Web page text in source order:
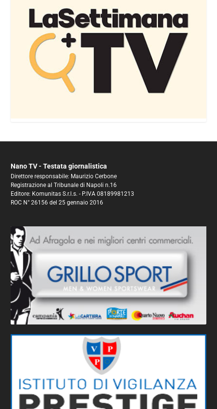
Nano TV - Testata giornalistica
Direttore responsabile: Maurizio Cerbone
Registrazione al Tribunale di Napoli n.16
Editore: Komunitas S.r.l.s. - P.IVA 08189981213
ROC N° 26156 del 25 gennaio 2016